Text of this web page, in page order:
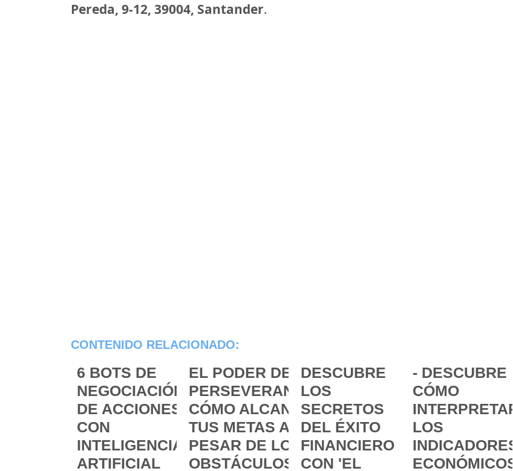
Pereda, 9-12, 39004, Santander.
CONTENIDO RELACIONADO:
6 BOTS DE
NEGOCIACIÓN
DE ACCIONES
CON
INTELIGENCIA
ARTIFICIAL
EL PODER DE LA
PERSEVERANCIA:
CÓMO ALCANZAR
TUS METAS A
PESAR DE LOS
OBSTÁCULOS
DESCUBRE
LOS
SECRETOS
DEL ÉXITO
FINANCIERO
CON 'EL
- DESCUBRE
CÓMO
INTERPRETAR
LOS
INDICADORES
ECONÓMICOS